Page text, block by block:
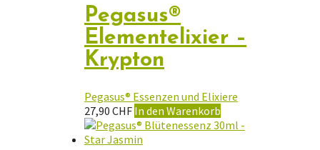
Pegasus®
Elementelixier –
Krypton
Pegasus® Essenzen und Elixiere
27,90 CHF In den Warenkorb